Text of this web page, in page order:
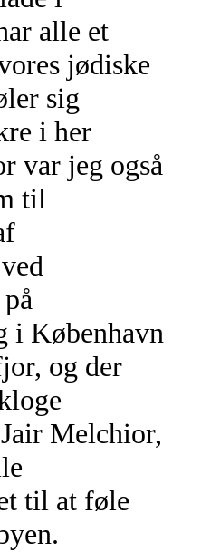
alle et
jødiske
sig
i her
var jeg også
til
i København
og der
Melchior,
til at føle